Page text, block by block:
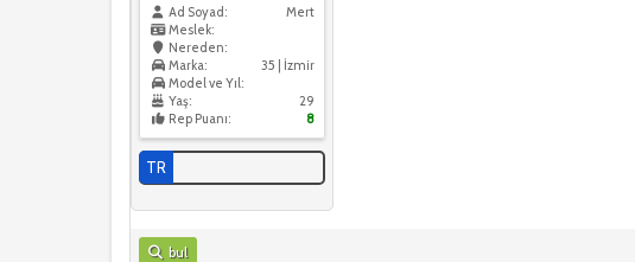
Ad Soyad:
Mert
Meslek:
Nereden:
35 | İzmir
Marka:
Model ve Yıl:
Yaş:
29
Rep Puanı:
8
TR
bul